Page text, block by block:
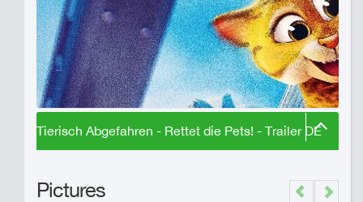
Tierisch Abgefahren - Rettet die Pets! - Trailer DE
Pictures Previous
Next